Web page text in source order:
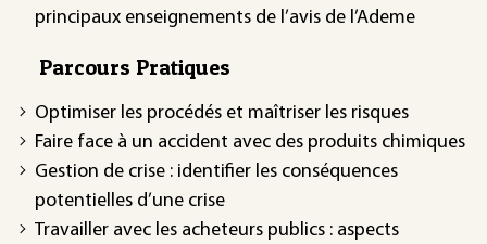
principaux enseignements de l’avis de l’Ademe
Parcours Pratiques
Optimiser les procédés et maîtriser les risques
Faire face à un accident avec des produits chimiques
Gestion de crise : identifier les conséquences
potentielles d’une crise
Travailler avec les acheteurs publics : aspects